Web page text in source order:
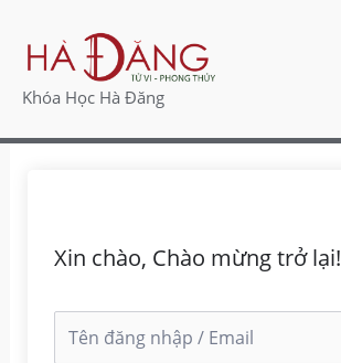
dung
Khóa Học Hà Đăng
Xin chào, Chào mừng trở lại!